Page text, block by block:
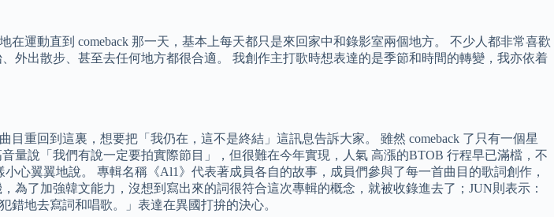
運動直到 comeback 那一天，基本上每天都只是來回家中和錄影室兩個地方。 不少人都非常喜歡
外出散步、甚至去任何地方都很合適。 我創作主打歌時想表達的是季節和時間的轉變，我亦依着
重回到這裏，想要把「我仍在，這不是終結」這訊息告訴大家。 雖然 comeback 了只有一個星
說「我們有說一定要拍實際節目」，但很難在今年實現，人氣 高漲的BTOB 行程早已滿檔，不
心翼翼地說。 專輯名稱《Al1》代表著成員各自的故事，成員們參與了每一首曲目的歌詞創作，
為了加強韓文能力，沒想到寫出來的詞很符合這次專輯的概念，就被收錄進去了；JUN則表示：
錯地去寫詞和唱歌。」表達在異國打拚的決心。